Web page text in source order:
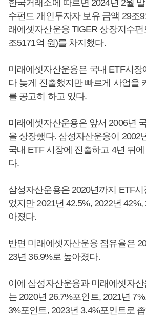
한국거래소에 따르면 2024년 2월
수펀드 개인투자자 보유 금액 29조
래에셋자산운용 TIGER 상장지수
조5171억 원)를 차지했다.
미래에셋자산운용은 국내 ETF시장
다 늦게 진출했지만 빠르게 사업을
를 공고히 하고 있다.
미래에셋자산운용은 앞서 2006년
을 상장했다. 삼성자산운용이 2002
국내 ETF 시장에 진출하고 4년 뒤
다.
삼성자산운용은 2020년까지 ETF
었지만 2021년 42.5%, 2022년
아졌다.
반면 미래에셋자산운용 점유율은
23년 36.9%로 높아졌다.
이에 삼성자산운용과 미래에셋자
는 2020년 26.7%포인트, 2021년
3%포인트, 2023년 3.4%포인트로